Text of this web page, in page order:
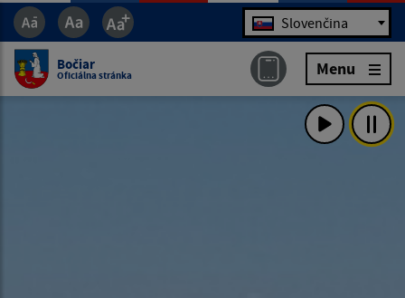
Jazyk Slovenčina
Bočiar
Oficiálna stránka Menu